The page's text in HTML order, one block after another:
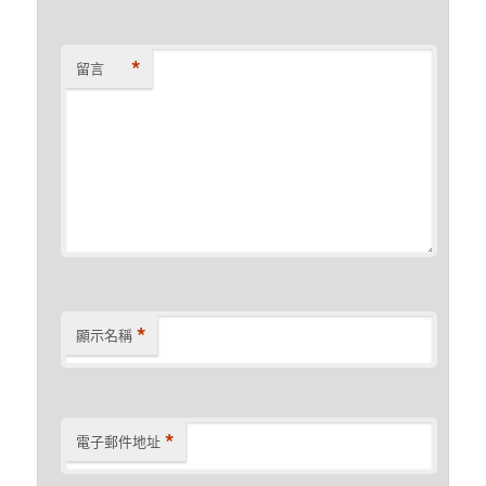
留言 *
顯示名稱 *
電子郵件地址 *